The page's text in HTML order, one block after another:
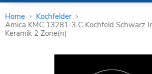
Home
Kochfelder
Amica KMC 13281-3 C Kochfeld Schwarz
Keramik 2 Zone(n)